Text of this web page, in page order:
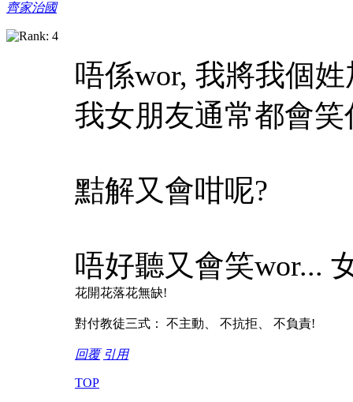
齊家治國
唔係wor, 我將我個
我女朋友通常都會笑
黠解又會咁呢?
唔好聽又會笑wor...
花開花落花無缺!
對付教徒三式： 不主動、 不抗拒、 不負責!
回覆 引用
TOP